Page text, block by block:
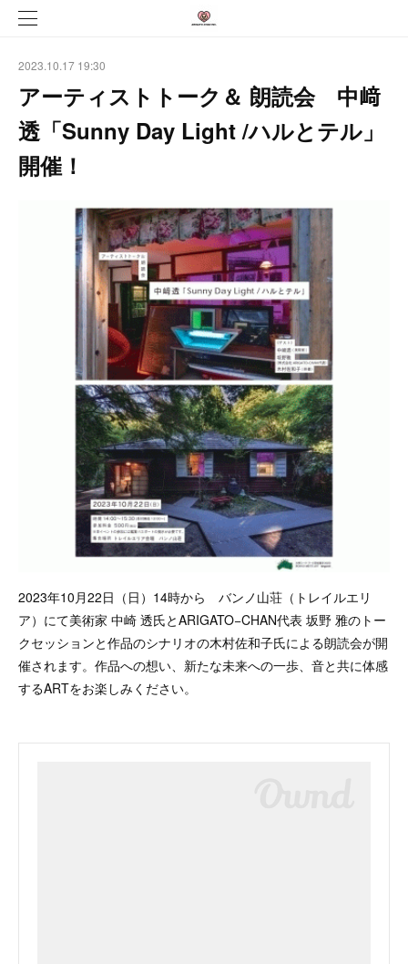
2023.10.17 19:30
アーティストトーク＆ 朗読会 中﨑
透「Sunny Day Light /ハルとテル」
開催！
2023年10月22日（日）14時から バンノ山荘（トレイルエリ
ア）にて美術家 中崎 透氏とARIGATO−CHAN代表 坂野 雅のトー
クセッションと作品のシナリオの木村佐和子氏による朗読会が開
催されます。作品への想い、新たな未来への一歩、音と共に体感
するARTをお楽しみください。